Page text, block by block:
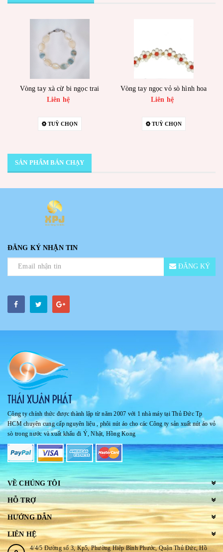
Vòng tay xà cừ bi ngọc trai
Liên hệ
TUỲ CHỌN
Vòng tay ngọc vỏ sò hình hoa
Liên hệ
TUỲ CHỌN
SẢN PHẨM BÁN CHẠY
ĐĂNG KÝ NHẬN TIN
ĐĂNG KÝ
Công ty chính thức được thành lập từ năm 2007 với 1 nhà máy tại Thủ Đức Tp
HCM chuyên cung cấp nguyên liệu , phôi nút áo cho các Công ty sản xuất nút áo vỏ
sò trong nước và xuất khẩu đi Ý, Nhật, Hồng Kong
VỀ CHÚNG TÔI
HỖ TRỢ
HƯỚNG DẪN
LIÊN HỆ
4/4/5 Đường số 3, Kp5, Phường Hiệp Bình Phước, Quận Thủ Đức, Hồ